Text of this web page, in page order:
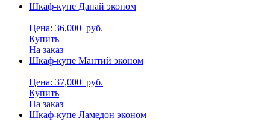
Шкаф-купе Данай эконом
Цена: 36,000 руб.
Купить
На заказ
Шкаф-купе Мантий эконом
Цена: 37,000 руб.
Купить
На заказ
Шкаф-купе Ламедон эконом